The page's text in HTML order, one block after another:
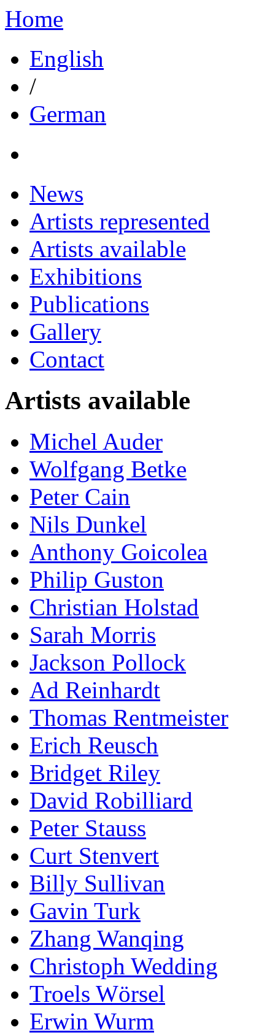
Home
English
/
German
News
Artists represented
Artists available
Exhibitions
Publications
Gallery
Contact
Artists available
Michel Auder
Wolfgang Betke
Peter Cain
Nils Dunkel
Anthony Goicolea
Philip Guston
Christian Holstad
Sarah Morris
Jackson Pollock
Ad Reinhardt
Thomas Rentmeister
Erich Reusch
Bridget Riley
David Robilliard
Peter Stauss
Curt Stenvert
Billy Sullivan
Gavin Turk
Zhang Wanqing
Christoph Wedding
Troels Wörsel
Erwin Wurm